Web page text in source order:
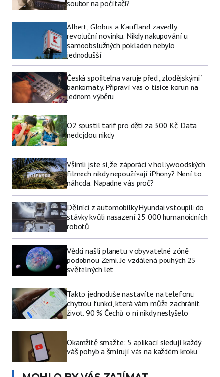
soubor na počítači?
Albert, Globus a Kaufland zavedly
revoluční novinku. Nikdy nakupování u
samoobslužných pokladen nebylo
jednodušší
Česká spořitelna varuje před „zlodějskými“
bankomaty. Připraví vás o tisíce korun na
jednom výběru
O2 spustil tarif pro děti za 300 Kč. Data
nedojdou nikdy
Všimli jste si, že záporáci v hollywoodských
filmech nikdy nepoužívají iPhony? Není to
náhoda. Napadne vás proč?
Dělníci z automobilky Hyundai vstoupili do
stávky kvůli nasazení 25 000 humanoidních
robotů
Vědci našli planetu v obyvatelné zóně
podobnou Zemi. Je vzdálená pouhých 25
světelných let
Takto jednoduše nastavíte na telefonu
chytrou funkci, která vám může zachránit
život. 90 % Čechů o ní nikdy neslyšelo
Okamžitě smažte: 5 aplikací sledují každý
váš pohyb a šmírují vás na každém kroku